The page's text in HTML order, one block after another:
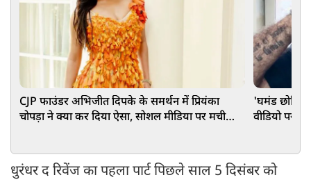
CJP फाउंडर अभिजीत दिपके के समर्थन में प्रियंका
चोपड़ा ने क्या कर दिया ऐसा, सोशल मीडिया पर मची
'घमंड
वीडियो पर
धुरंधर द रिवेंज का पहला पार्ट पिछले साल 5 दिसंबर को